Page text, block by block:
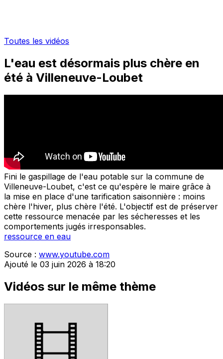
Toutes les vidéos
L'eau est désormais plus chère en
été à Villeneuve-Loubet
Fini le gaspillage de l'eau potable sur la commune de
Villeneuve-Loubet, c'est ce qu'espère le maire grâce à
la mise en place d'une tarification saisonnière : moins
chère l'hiver, plus chère l'été. L'objectif est de préserver
cette ressource menacée par les sécheresses et les
comportements jugés irresponsables.
ressource en eau
Source : www.youtube.com
Ajouté le 03 juin 2026 à 18:20
Vidéos sur le même thème